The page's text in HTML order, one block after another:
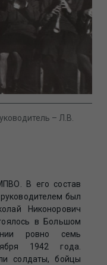
– Л.В.
В его состав
был
Никонорович
в Большом
ровно семь
1942 года.
солдаты, бойцы